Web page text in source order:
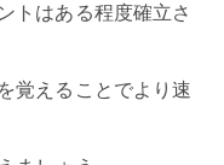
トはある程度確立さ
覚えることでより速